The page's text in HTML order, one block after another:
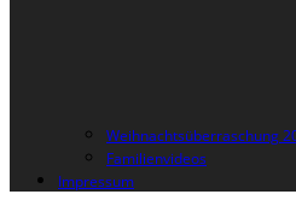
Weihnachtsüberraschung
Familienvideos
Impressum